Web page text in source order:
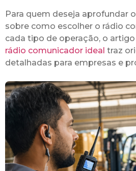
Para quem deseja aprofundar
sobre como escolher o rádio
cada tipo de operação, o artigo
rádio comunicador ideal traz
detalhadas para empresas e